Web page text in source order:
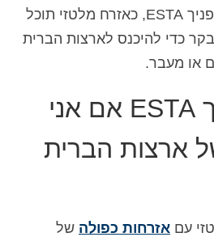
בקשתם. אם נדחתה בפניך ESTA, כאזרח מלטזי תוכל
כדי להיכנס לארצות הברית
או מעבר.
האם אני צריך ESTA אם אני
ארצות הברית
עם אזרחות כפולה של